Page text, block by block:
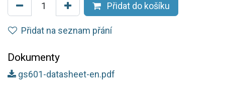
Přidat do košíku
Přidat na seznam přání
Dokumenty
gs601-datasheet-en.pdf